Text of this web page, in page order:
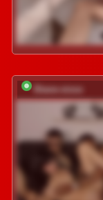
Diane-sixxx